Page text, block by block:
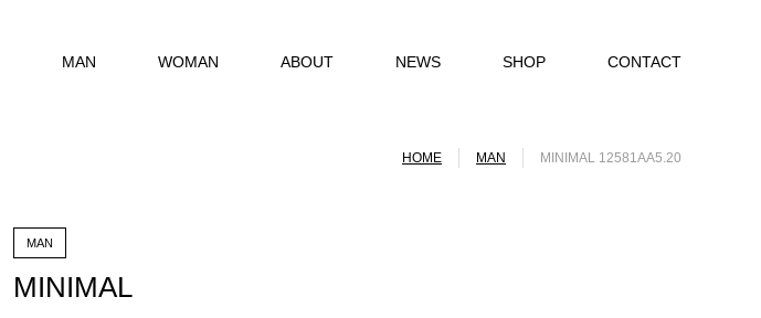
MAN WOMAN ABOUT NEWS SHOP CONTACT
HOME MAN MINIMAL 12581AA5.20
MAN
MINIMAL